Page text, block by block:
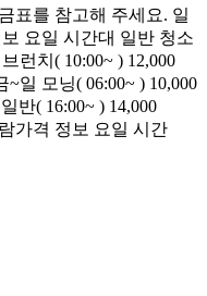
표를 참고해 주세요. 일
요일 시간대 일반 청소
런치( 10:00~ ) 12,000
~일 모닝( 06:00~ ) 10,000
반( 16:00~ ) 14,000
가격 정보 요일 시간